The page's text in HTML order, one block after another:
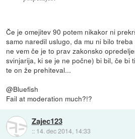
Če je omejitev 90 potem nikakor ni
samo naredil uslugo, da mu ni bilo
ne vem če je to prav zakonsko
svinjarija, ki se je ne počne) bi bil, če bi
te on že prehiteval...
@Bluefish
Fail at moderation much?!?
Zajec123
:: 14. dec 2014, 14:33